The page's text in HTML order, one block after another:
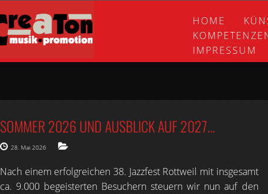
HOME
IMPRESSUM
SOMMER 2026 UND AUSBLICK AUF 2027…
28. Mai 2026
Nach einem erfolgreichen 38. Jazzfest Rottweil mit insgesamt
ca. 9.000 begeisterten Besuchern steuern wir nun auf den